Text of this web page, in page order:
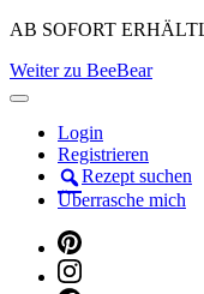
Skip
content
(Press
AB SOFORT
Weiter zu BeeBear
Login
Registrieren
Rezept suchen
Überrasche mich